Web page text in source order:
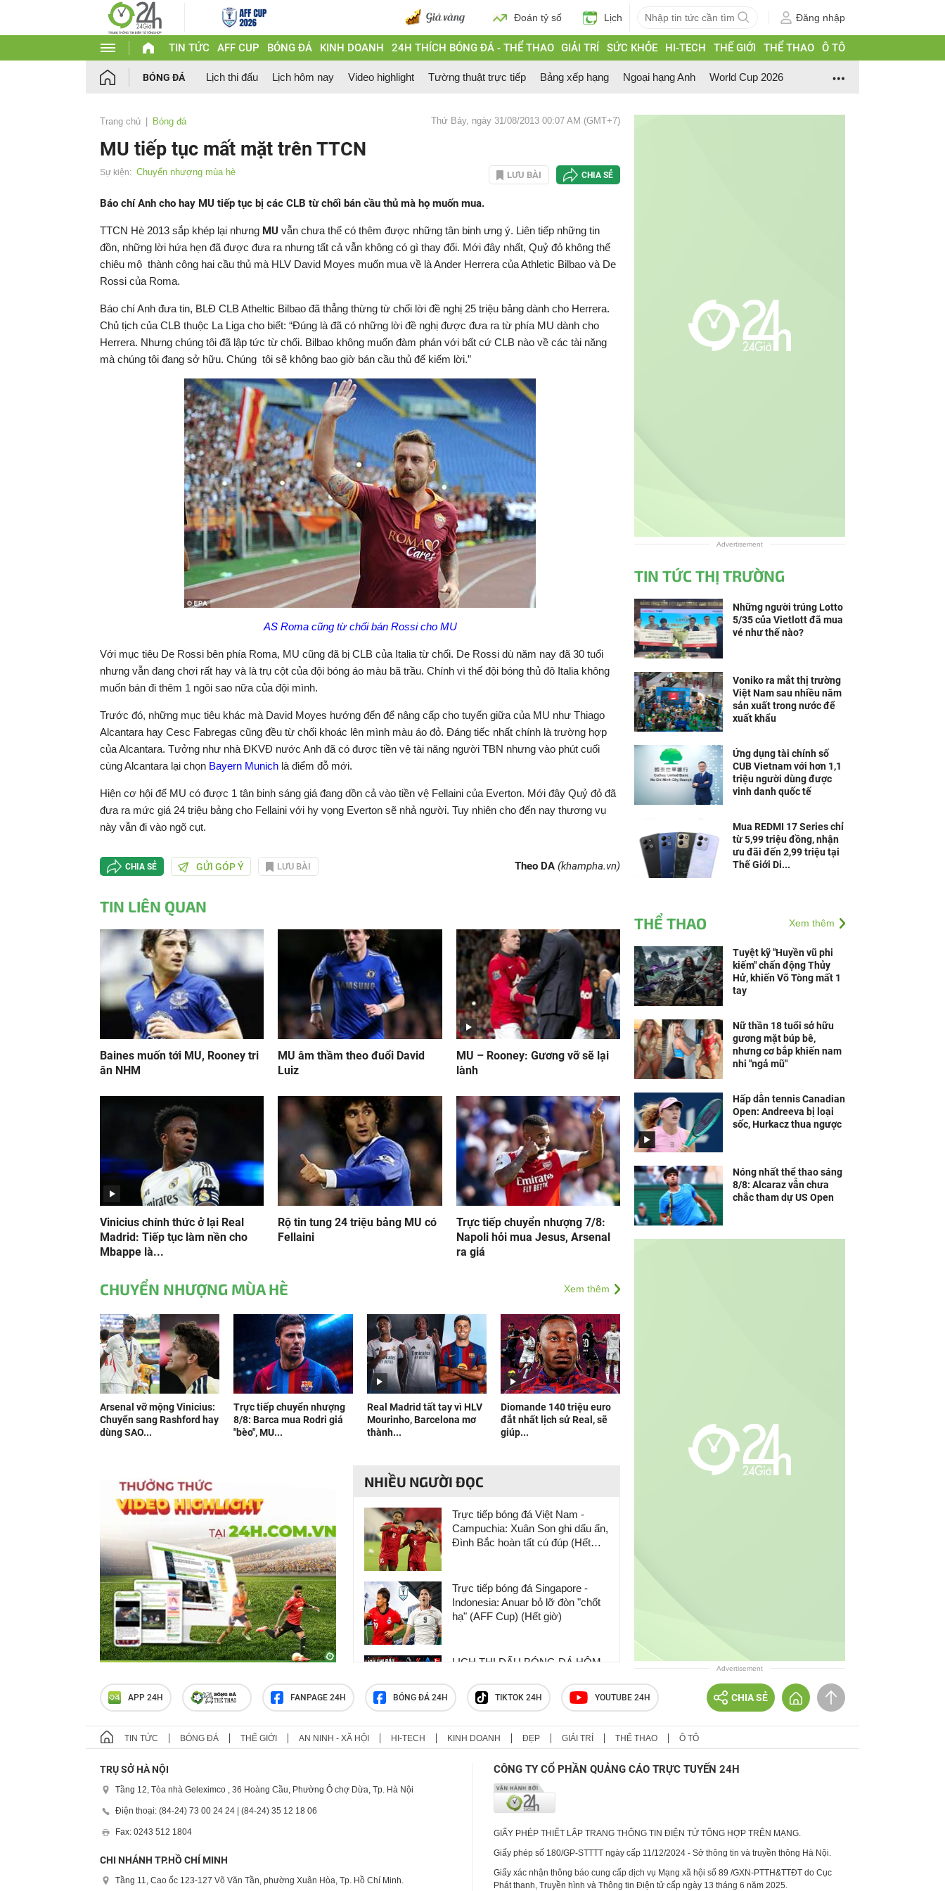
Đoán tỷ số Lịch Đăng nhập
TIN TỨC AFF CUP BÓNG ĐÁ KINH DOANH 24H THÍCH BÓNG ĐÁ - THỂ THAO GIẢI TRÍ SỨC KHỎE HI-TECH THẾ GIỚI THỂ THAO Ô TÔ
BÓNG ĐÁ Lịch thi đấu Lịch hôm nay Video highlight Tường thuật trực tiếp Bảng xếp hạng Ngoại hạng Anh World Cup 2026
Trang chủ Bóng đá Thứ Bảy, ngày 31/08/2013 00:07 AM (GMT+7)
MU tiếp tục mất mặt trên TTCN
Sự kiện: Chuyển nhượng mùa hè LƯU BÀI CHIA SẺ
Báo chí Anh cho hay MU tiếp tục bị các CLB từ chối bán cầu thủ mà họ muốn mua.
TTCN Hè 2013 sắp khép lại nhưng MU vẫn chưa thể có thêm được những tân binh ưng ý. Liên tiếp những tin
đồn, những lời hứa hẹn đã được đưa ra nhưng tất cả vẫn không có gì thay đổi. Mới đây nhất, Quỷ đỏ không thể
chiêu mộ thành công hai cầu thủ mà HLV David Moyes muốn mua về là Ander Herrera của Athletic Bilbao và De
Rossi của Roma.
Báo chí Anh đưa tin, BLĐ CLB Atheltic Bilbao đã thẳng thừng từ chối lời đề nghị 25 triệu bảng dành cho Herrera.
Chủ tịch của CLB thuộc La Liga cho biết: “Đúng là đã có những lời đề nghị được đưa ra từ phía MU dành cho
Herrera. Nhưng chúng tôi đã lập tức từ chối. Bilbao không muốn đàm phán với bất cứ CLB nào về các tài năng
mà chúng tôi đang sở hữu. Chúng tôi sẽ không bao giờ bán cầu thủ để kiếm lời.”
AS Roma cũng từ chối bán Rossi cho MU
Với mục tiêu De Rossi bên phía Roma, MU cũng đã bị CLB của Italia từ chối. De Rossi dù năm nay đã 30 tuổi
nhưng vẫn đang chơi rất hay và là trụ cột của đội bóng áo màu bã trầu. Chính vì thế đội bóng thủ đô Italia không
muốn bán đi thêm 1 ngôi sao nữa của đội mình.
Trước đó, những mục tiêu khác mà David Moyes hướng đến để nâng cấp cho tuyến giữa của MU như Thiago
Alcantara hay Cesc Fabregas cũng đều từ chối khoác lên mình màu áo đỏ. Đáng tiếc nhất chính là trường hợp
của Alcantara. Tưởng như nhà ĐKVĐ nước Anh đã có được tiền vệ tài năng người TBN nhưng vào phút cuối
cùng Alcantara lại chọn Bayern Munich là điểm đỗ mới.
Hiện cơ hội để MU có được 1 tân binh sáng giá đang dồn cả vào tiền vệ Fellaini của Everton. Mới đây Quỷ đỏ đã
đưa ra mức giá 24 triệu bảng cho Fellaini với hy vọng Everton sẽ nhả người. Tuy nhiên cho đến nay thương vụ
này vẫn đi vào ngõ cụt.
CHIA SẺ GỬI GÓP Ý LƯU BÀI Theo DA (khampha.vn)
TIN LIÊN QUAN
Baines muốn tới MU, Rooney tri
ân NHM
MU âm thầm theo đuổi David
Luiz
MU – Rooney: Gương vỡ sẽ lại
lành
Vinicius chính thức ở lại Real
Madrid: Tiếp tục làm nền cho
Mbappe là...
Rộ tin tung 24 triệu bảng MU có
Fellaini
Trực tiếp chuyển nhượng 7/8:
Napoli hỏi mua Jesus, Arsenal
ra giá
CHUYỂN NHƯỢNG MÙA HÈ Xem thêm
Arsenal vỡ mộng Vinicius:
Chuyển sang Rashford hay
dùng SAO...
Trực tiếp chuyển nhượng
8/8: Barca mua Rodri giá
"bèo", MU...
Real Madrid tất tay vì HLV
Mourinho, Barcelona mơ
thành...
Diomande 140 triệu euro
đắt nhất lịch sử Real, sẽ
giúp...
NHIỀU NGƯỜI ĐỌC
Trực tiếp bóng đá Việt Nam -
Campuchia: Xuân Son ghi dấu ấn,
Đình Bắc hoàn tất cú đúp (Hết
Trực tiếp bóng đá Singapore -
Indonesia: Anuar bỏ lỡ đòn "chốt
hạ" (AFF Cup) (Hết giờ)
LỊCH THI ĐẤU BÓNG ĐÁ HÔM
CLB, AFF Cup
Lịch thi đấu ASEAN Cup 2026
(AFF Cup) mới nhất, lịch thi đấu
đội tuyển Việt Nam
Advertisement
TIN TỨC THỊ TRƯỜNG
Những người trúng Lotto
5/35 của Vietlott đã mua
vé như thế nào?
Voniko ra mắt thị trường
Việt Nam sau nhiều năm
sản xuất trong nước để
xuất khẩu
Ứng dụng tài chính số
CUB Vietnam với hơn 1,1
triệu người dùng được
vinh danh quốc tế
Mua REDMI 17 Series chỉ
từ 5,99 triệu đồng, nhận
ưu đãi đến 2,99 triệu tại
Thế Giới Di...
THỂ THAO Xem thêm
Tuyệt kỹ "Huyền vũ phi
kiếm" chấn động Thủy
Hử, khiến Võ Tòng mất 1
tay
Nữ thần 18 tuổi sở hữu
gương mặt búp bê,
nhưng cơ bắp khiến nam
nhi "ngả mũ"
Hấp dẫn tennis Canadian
Open: Andreeva bị loại
sốc, Hurkacz thua ngược
Nóng nhất thể thao sáng
8/8: Alcaraz vẫn chưa
chắc tham dự US Open
Advertisement
APP 24H FANPAGE 24H BÓNG ĐÁ 24H TIKTOK 24H YOUTUBE 24H CHIA SẺ
TIN TỨC BÓNG ĐÁ THẾ GIỚI AN NINH - XÃ HỘI HI-TECH KINH DOANH ĐẸP GIẢI TRÍ THỂ THAO Ô TÔ
TRỤ SỞ HÀ NỘI
Tầng 12, Tòa nhà Geleximco , 36 Hoàng Cầu, Phường Ô chợ Dừa, Tp. Hà Nội
Điện thoại: (84-24) 73 00 24 24 | (84-24) 35 12 18 06
Fax: 0243 512 1804
CHI NHÁNH TP.HỒ CHÍ MINH
Tầng 11, Cao ốc 123-127 Võ Văn Tần, phường Xuân Hòa, Tp. Hồ Chí Minh.
CÔNG TY CỔ PHẦN QUẢNG CÁO TRỰC TUYẾN 24H
GIẤY PHÉP THIẾT LẬP TRANG THÔNG TIN ĐIỆN TỬ TỔNG HỢP TRÊN MẠNG.
Giấy phép số 180/GP-STTTT ngày cấp 11/12/2024 - Sở thông tin và truyền thông Hà Nội.
Giấy xác nhận thông báo cung cấp dịch vụ Mạng xã hội số 89 /GXN-PTTH&TTĐT do Cục
Phát thanh, Truyền hình và Thông tin Điện tử cấp ngày 13 tháng 6 năm 2025.